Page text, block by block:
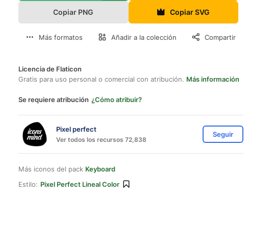
Copiar PNG Copiar SVG
Más formatos Añadir a la colección Compartir
Licencia de Flaticon
Gratis para uso personal o comercial con atribución. Más información
Se requiere atribución ¿Cómo atribuir?
Pixel perfect
Ver todos los recursos 72,838
Seguir
Más iconos del pack Keyboard
Estilo: Pixel Perfect Lineal Color